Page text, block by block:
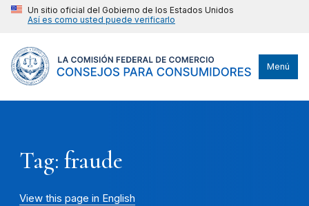
Un sitio oficial del Gobierno de los Estados Unidos
Así es como usted puede verificarlo
Menú
Tag: fraude
View this page in English